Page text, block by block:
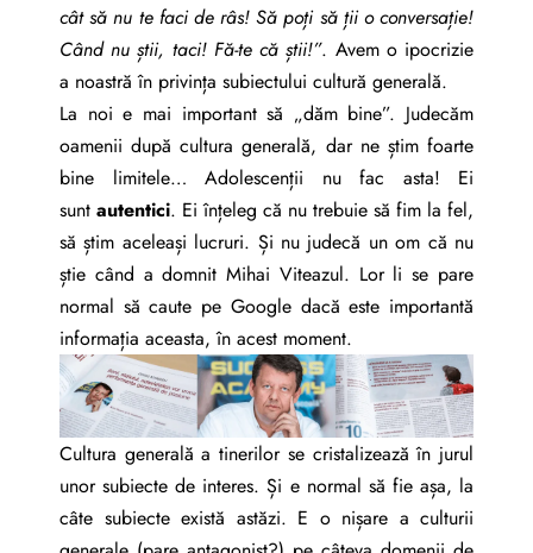
cât să nu te faci de râs! Să poți să ții o conversație!
Când nu știi, taci! Fă-te că știi!”. Avem o ipocrizie
a noastră în privința subiectului cultură generală.
La noi e mai important să „dăm bine”. Judecăm
oamenii după cultura generală, dar ne știm foarte
bine limitele… Adolescenții nu fac asta! Ei
sunt autentici. Ei înțeleg că nu trebuie să fim la fel,
să știm aceleași lucruri. Și nu judecă un om că nu
știe când a domnit Mihai Viteazul. Lor li se pare
normal să caute pe Google dacă este importantă
informația aceasta, în acest moment.
Cultura generală a tinerilor se cristalizează în jurul
unor subiecte de interes. Și e normal să fie așa, la
câte subiecte există astăzi. E o nișare a culturii